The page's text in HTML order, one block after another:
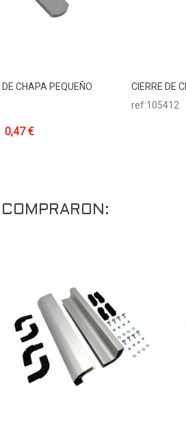
Carrito
CHAPA PEQUEÑO
0,47 €
CIERRE DE
ref:105412